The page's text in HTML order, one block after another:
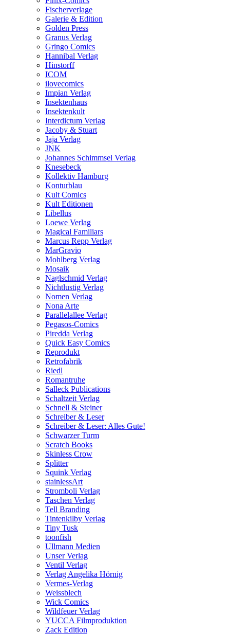
Fischerverlage
Galerie & Edition
Golden Press
Granus Verlag
Gringo Comics
Hannibal Verlag
Hinstorff
ICOM
ilovecomics
Impian Verlag
Insektenhaus
Insektenkult
Interdictum Verlag
Jacoby & Stuart
Jaja Verlag
JNK
Johannes Schimmsel Verlag
Knesebeck
Kollektiv Hamburg
Konturblau
Kult Comics
Kult Editionen
Libellus
Loewe Verlag
Magical Familiars
Marcus Repp Verlag
MarGravio
Mohlberg Verlag
Mosaik
Naglschmid Verlag
Nichtlustig Verlag
Nomen Verlag
Nona Arte
Parallelallee Verlag
Pegasos-Comics
Piredda Verlag
Quick Easy Comics
Reprodukt
Retrofabrik
Riedl
Romantruhe
Salleck Publications
Schaltzeit Verlag
Schnell & Steiner
Schreiber & Leser
Schreiber & Leser: Alles Gute!
Schwarzer Turm
Scratch Books
Skinless Crow
Splitter
Squink Verlag
stainlessArt
Stromboli Verlag
Taschen Verlag
Tell Branding
Tintenkilby Verlag
Tiny Tusk
toonfish
Ullmann Medien
Unser Verlag
Ventil Verlag
Verlag Angelika Hörnig
Vermes-Verlag
Weissblech
Wick Comics
Wildfeuer Verlag
YUCCA Filmproduktion
Zack Edition